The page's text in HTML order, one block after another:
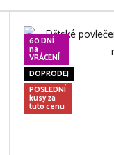
60 DNÍ
na
VRÁCENÍ
DOPRODEJ
POSLEDNÍ
kusy za
tuto cenu